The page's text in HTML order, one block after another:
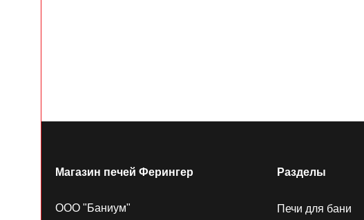
Магазин печей Ферингер
ООО "Баниум"
Разделы
Печи для бани